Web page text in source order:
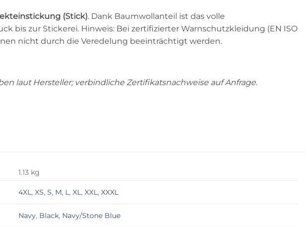
(Stick). Dank Baumwollanteil ist das volle
bis zur Stickerei. Hinweis: Bei zertifizierter Warnschutzkleidung (EN ISO
nicht durch die Veredelung beeinträchtigt werden.
laut Hersteller; verbindliche Zertifikatsnachweise auf Anfrage.
1.13 kg
4XL,XS,S, M, L,XL,XXL,XXXL
Navy, Black, Navy/Stone Blue